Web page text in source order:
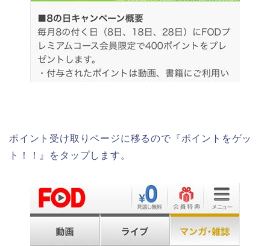
ポイント受け取りページに移るので『ポイントをゲッ
ト！！』をタップします。